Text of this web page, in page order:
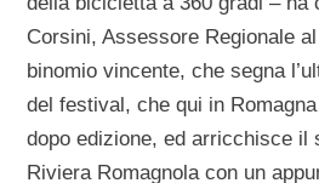
Corsini, Assessore Regionale
binomio vincente, che segna
del festival, che qui in
dopo edizione, ed arricchisce il
Riviera Romagnola con un